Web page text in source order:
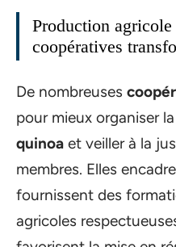
Production
coopératives
De nombreuses
pour mieux organiser la
quinoa et veiller à la
membres. Elles
fournissent des
agricoles